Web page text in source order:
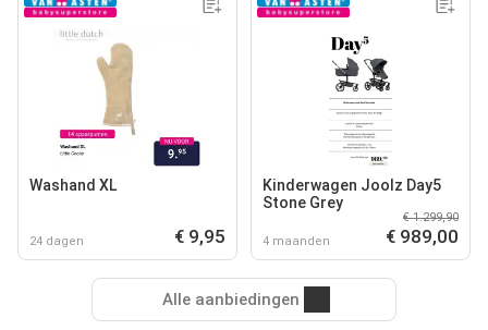
Washand XL
24 dagen € 9,95
Kinderwagen Joolz Day5
Stone Grey
4 maanden
€ 1.299,90
€ 989,00
Alle aanbiedingen